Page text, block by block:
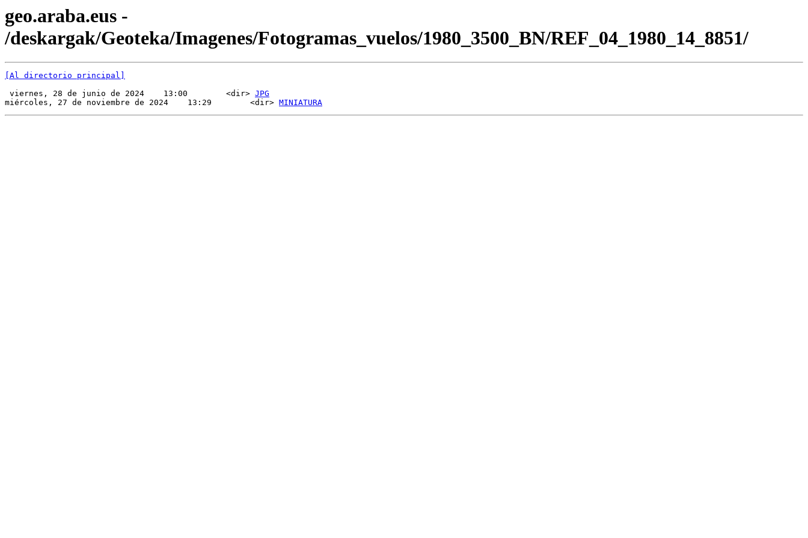
geo.araba.eus -
/deskargak/Geoteka/Imagenes/Fotogramas_vuelos/1980_3500_BN/REF_04_1980_14_8851/
[Al directorio principal]
viernes, 28 de junio de 2024    13:00        <dir> JPG
miércoles, 27 de noviembre de 2024    13:29        <dir> MINIATURA